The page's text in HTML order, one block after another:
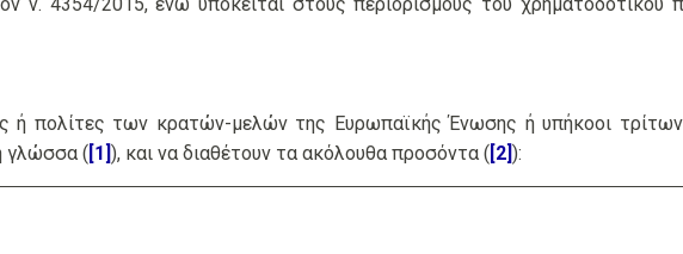
ή πολίτες των κρατών-μελών της Ευρωπαϊκής Ένωσης ή υπήκοοι
γλώσσα ([1]), και να διαθέτουν τα ακόλουθα προσόντα ([2]):